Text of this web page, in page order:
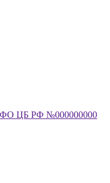
ЦБ РФ №000000000